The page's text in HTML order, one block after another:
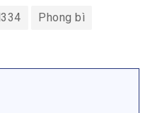
Phong bì